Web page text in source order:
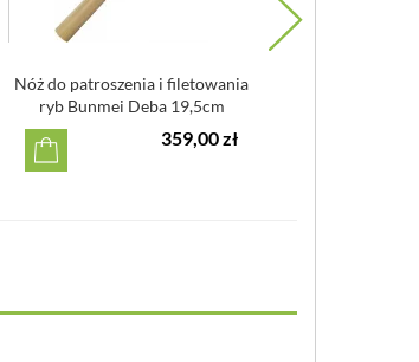
Nóż do patroszenia i filetowania
ryb Bunmei Deba 19,5cm
359,00 zł